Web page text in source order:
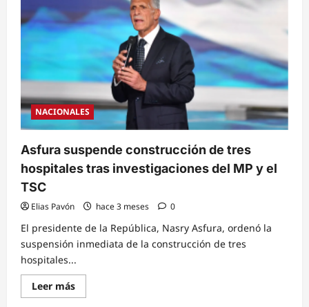
del
BID
para
reformas
en
energías
NACIONALES
Asfura suspende construcción de tres
hospitales tras investigaciones del MP y el
TSC
Elias Pavón hace 3 meses 0
El presidente de la República, Nasry Asfura, ordenó la
suspensión inmediata de la construcción de tres
hospitales...
Leer másRead
more